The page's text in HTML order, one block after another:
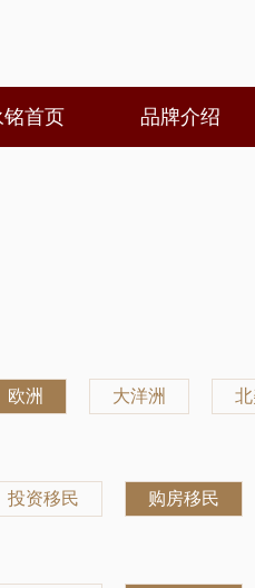
铭首页 品牌介绍
欧洲 大洋洲 北
投资移民 购房移民